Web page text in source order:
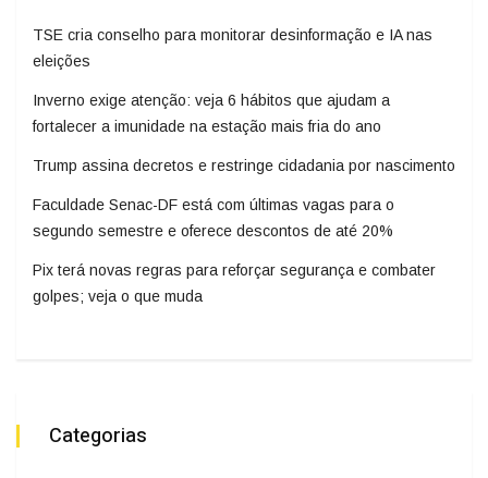
TSE cria conselho para monitorar desinformação e IA nas
eleições
Inverno exige atenção: veja 6 hábitos que ajudam a
fortalecer a imunidade na estação mais fria do ano
Trump assina decretos e restringe cidadania por nascimento
Faculdade Senac-DF está com últimas vagas para o
segundo semestre e oferece descontos de até 20%
Pix terá novas regras para reforçar segurança e combater
golpes; veja o que muda
Categorias